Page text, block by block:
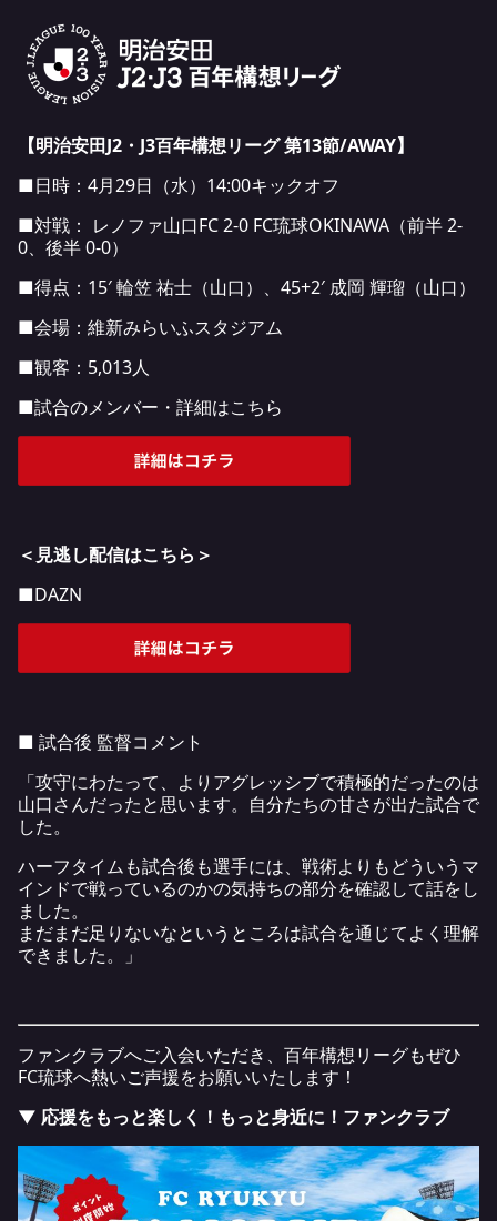
【明治安田J2・J3百年構想リーグ 第13節/AWAY】
■日時：4月29日（水）14:00キックオフ
■対戦： レノファ山口FC 2-0 FC琉球OKINAWA（前半 2-
0、後半 0-0）
■得点：15′ 輪笠 祐士（山口）、45+2′ 成岡 輝瑠（山口）
■会場：維新みらいふスタジアム
■観客：5,013人
■試合のメンバー・詳細はこちら
＜見逃し配信はこちら＞
■DAZN
■ 試合後 監督コメント
「攻守にわたって、よりアグレッシブで積極的だったのは
山口さんだったと思います。自分たちの甘さが出た試合で
した。
ハーフタイムも試合後も選手には、戦術よりもどういうマ
インドで戦っているのかの気持ちの部分を確認して話をし
ました。
まだまだ足りないなというところは試合を通じてよく理解
できました。」
ファンクラブへご入会いただき、百年構想リーグもぜひ
FC琉球へ熱いご声援をお願いいたします！
▼ 応援をもっと楽しく！もっと身近に！ファンクラブ